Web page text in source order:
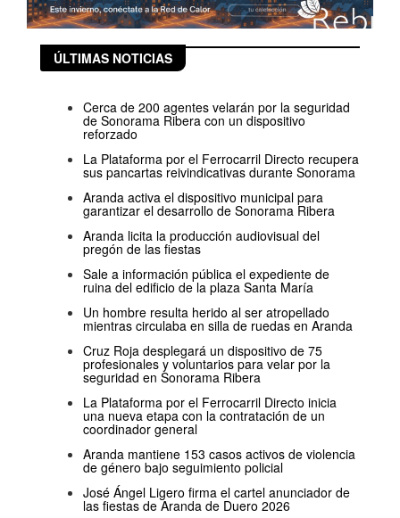
ÚLTIMAS NOTICIAS
Cerca de 200 agentes velarán por la seguridad
de Sonorama Ribera con un dispositivo
reforzado
La Plataforma por el Ferrocarril Directo recupera
sus pancartas reivindicativas durante Sonorama
Aranda activa el dispositivo municipal para
garantizar el desarrollo de Sonorama Ribera
Aranda licita la producción audiovisual del
pregón de las fiestas
Sale a información pública el expediente de
ruina del edificio de la plaza Santa María
Un hombre resulta herido al ser atropellado
mientras circulaba en silla de ruedas en Aranda
Cruz Roja desplegará un dispositivo de 75
profesionales y voluntarios para velar por la
seguridad en Sonorama Ribera
La Plataforma por el Ferrocarril Directo inicia
una nueva etapa con la contratación de un
coordinador general
Aranda mantiene 153 casos activos de violencia
de género bajo seguimiento policial
José Ángel Ligero firma el cartel anunciador de
las fiestas de Aranda de Duero 2026